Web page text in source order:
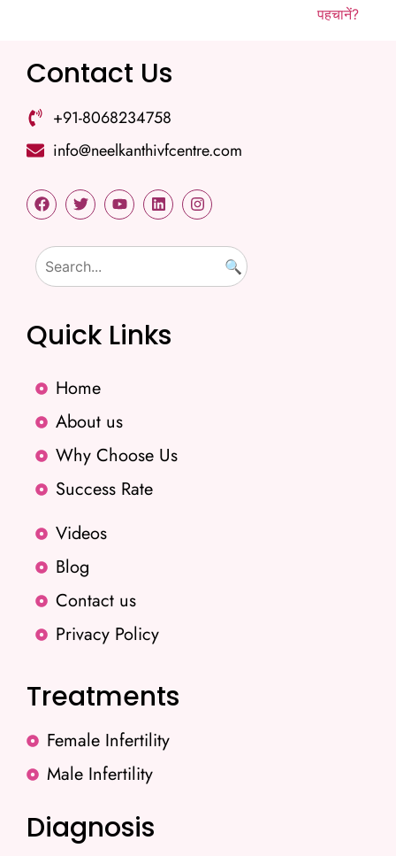
पहचानें?
Contact Us
+91-8068234758
info@neelkanthivfcentre.com
🔍
Quick Links
Home
About us
Why Choose Us
Success Rate
Videos
Blog
Contact us
Privacy Policy
Treatments
Female Infertility
Male Infertility
Diagnosis